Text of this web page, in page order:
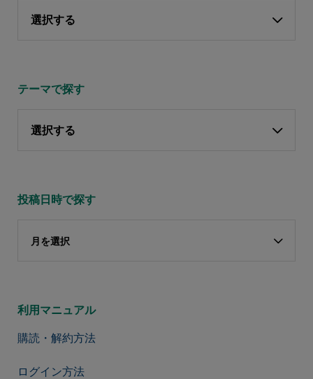
選択する
テーマで探す
選択する
投稿日時で探す
月を選択
利用マニュアル
購読・解約方法
ログイン方法